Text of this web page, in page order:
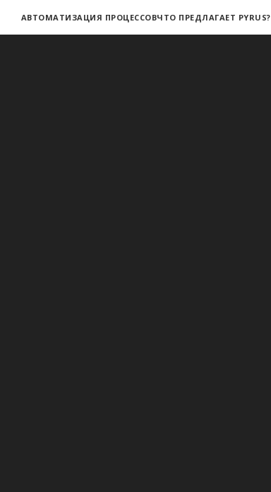
АВТОМАТИЗАЦИЯ ПРОЦЕССОВЧТО ПРЕДЛАГАЕТ PYRUS?